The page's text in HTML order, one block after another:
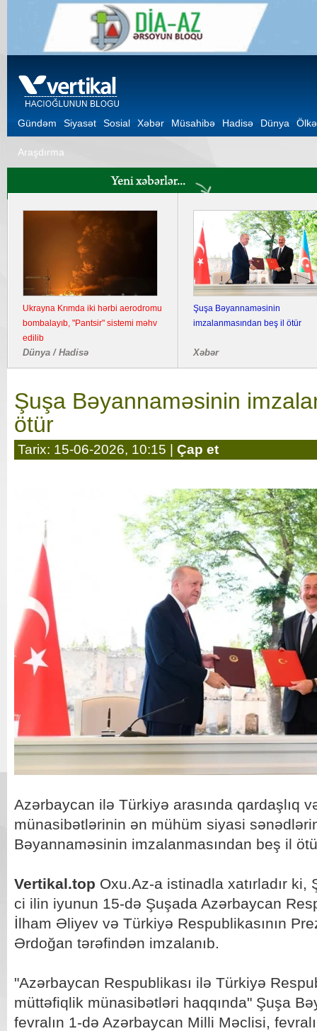
Gündəm Siyasət Sosial Xəbər Müsahibə Hadisə Dünya Ölkə
Araşdırma
Ukrayna Krımda iki hərbi aerodromu
bombalayıb, "Pantsir" sistemi məhv
edilib
Dünya / Hadisə
Şuşa Bəyannaməsinin
imzalanmasından beş il ötür
Xəbər
Şuşa Bəyannaməsinin
ötür
Tarix: 15-06-2026, 10:15 | Çap et
Azərbaycan ilə Türkiyə arasında qardaşlıq
münasibətlərinin ən mühüm siyasi
Bəyannaməsinin imzalanmasından beş il
Vertikal.top Oxu.Az-a istinadla xatırladır
ci ilin iyunun 15-də Şuşada Azərbaycan
İlham Əliyev və Türkiyə Respublikasının
Ərdoğan tərəfindən imzalanıb.
"Azərbaycan Respublikası ilə Türkiyə
müttəfiqlik münasibətləri haqqında" Şuşa
fevralın 1-də Azərbaycan Milli Məclisi,